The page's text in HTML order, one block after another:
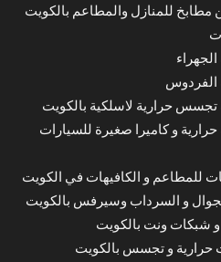
للمنازل والمطاعم بالكويت
الفردوس
تجسس حرارية لاسلكية بالكويت
و كاميرا صغيرة للسيارات
للمطاعم و الكافيهات في الكويت
و السرداب وسيرفس بالكويت
ونت بالكويت
حرارية و تجسس بالكويت